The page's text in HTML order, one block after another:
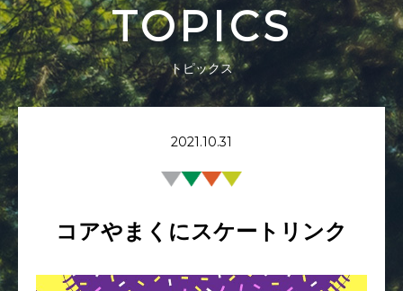
TOPICS
トピックス
2021.10.31
コアやまくにスケートリンク